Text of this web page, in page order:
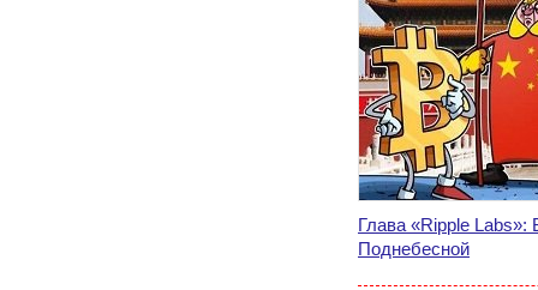
Глава «Ripple Labs»:
Поднебесной